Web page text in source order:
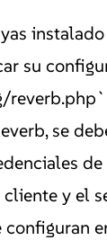
su
se
de
y el
configuran